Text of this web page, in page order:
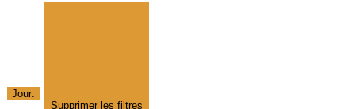
Jour:
Supprimer les filtres